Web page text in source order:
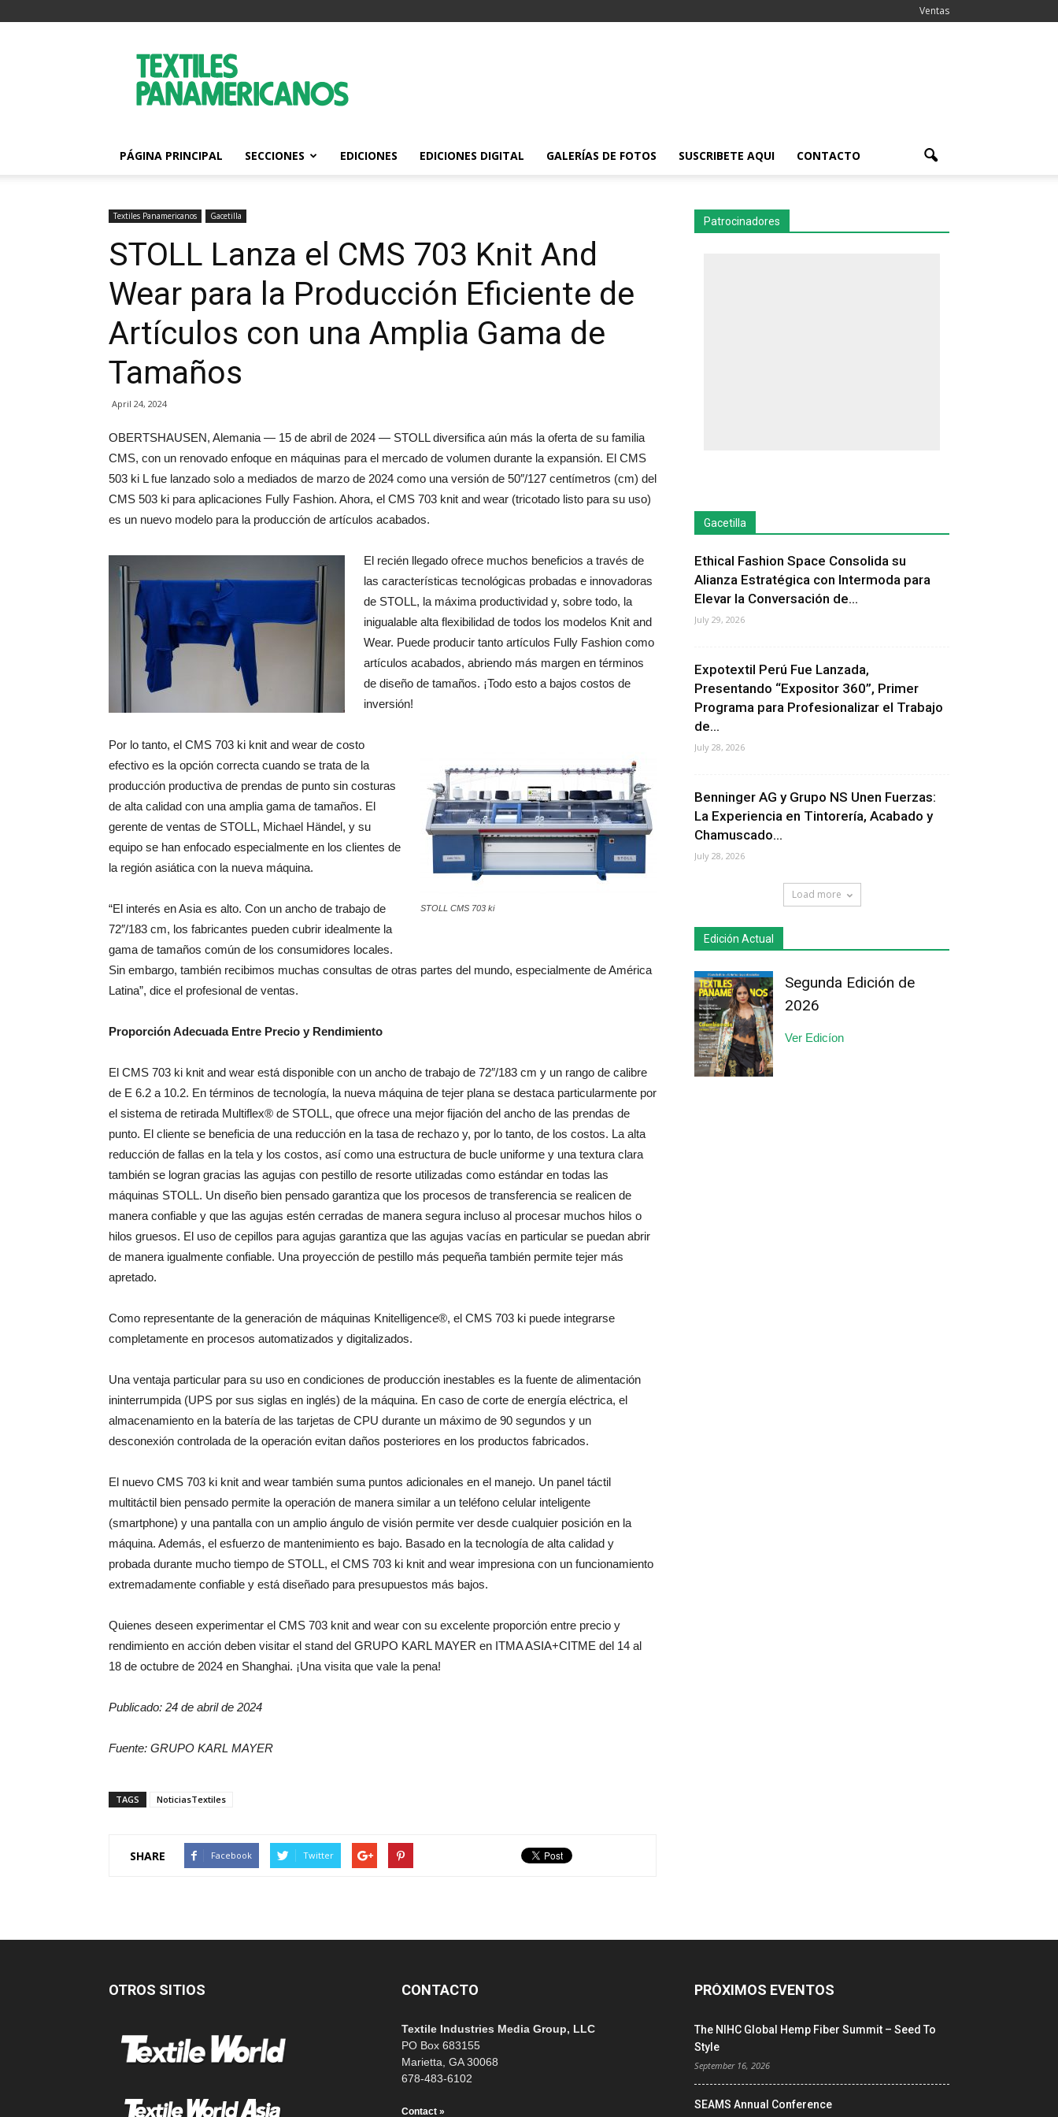
Ventas
Textiles
Panamericanos
PÁGINA PRINCIPAL SECCIONES EDICIONES EDICIONES DIGITAL GALERÍAS DE FOTOS SUSCRIBETE AQUI CONTACTO
Textiles Panamericanos Gacetilla
STOLL Lanza el CMS 703 Knit And
Wear para la Producción Eficiente de
Artículos con una Amplia Gama de
Tamaños
April 24, 2024
OBERTSHAUSEN, Alemania — 15 de abril de 2024 — STOLL diversifica aún más la oferta de su familia
CMS, con un renovado enfoque en máquinas para el mercado de volumen durante la expansión. El CMS
503 ki L fue lanzado solo a mediados de marzo de 2024 como una versión de 50″/127 centímetros (cm) del
CMS 503 ki para aplicaciones Fully Fashion. Ahora, el CMS 703 knit and wear (tricotado listo para su uso)
es un nuevo modelo para la producción de artículos acabados.
El recién llegado ofrece muchos beneficios a través de
las características tecnológicas probadas e innovadoras
de STOLL, la máxima productividad y, sobre todo, la
inigualable alta flexibilidad de todos los modelos Knit and
Wear. Puede producir tanto artículos Fully Fashion como
artículos acabados, abriendo más margen en términos
de diseño de tamaños. ¡Todo esto a bajos costos de
inversión!
STOLL CMS 703 ki
Por lo tanto, el CMS 703 ki knit and wear de costo
efectivo es la opción correcta cuando se trata de la
producción productiva de prendas de punto sin costuras
de alta calidad con una amplia gama de tamaños. El
gerente de ventas de STOLL, Michael Händel, y su
equipo se han enfocado especialmente en los clientes de
la región asiática con la nueva máquina.
“El interés en Asia es alto. Con un ancho de trabajo de
72″/183 cm, los fabricantes pueden cubrir idealmente la
gama de tamaños común de los consumidores locales.
Sin embargo, también recibimos muchas consultas de otras partes del mundo, especialmente de América
Latina”, dice el profesional de ventas.
Proporción Adecuada Entre Precio y Rendimiento
El CMS 703 ki knit and wear está disponible con un ancho de trabajo de 72″/183 cm y un rango de calibre
de E 6.2 a 10.2. En términos de tecnología, la nueva máquina de tejer plana se destaca particularmente por
el sistema de retirada Multiflex® de STOLL, que ofrece una mejor fijación del ancho de las prendas de
punto. El cliente se beneficia de una reducción en la tasa de rechazo y, por lo tanto, de los costos. La alta
reducción de fallas en la tela y los costos, así como una estructura de bucle uniforme y una textura clara
también se logran gracias las agujas con pestillo de resorte utilizadas como estándar en todas las
máquinas STOLL. Un diseño bien pensado garantiza que los procesos de transferencia se realicen de
manera confiable y que las agujas estén cerradas de manera segura incluso al procesar muchos hilos o
hilos gruesos. El uso de cepillos para agujas garantiza que las agujas vacías en particular se puedan abrir
de manera igualmente confiable. Una proyección de pestillo más pequeña también permite tejer más
apretado.
Como representante de la generación de máquinas Knitelligence®, el CMS 703 ki puede integrarse
completamente en procesos automatizados y digitalizados.
Una ventaja particular para su uso en condiciones de producción inestables es la fuente de alimentación
ininterrumpida (UPS por sus siglas en inglés) de la máquina. En caso de corte de energía eléctrica, el
almacenamiento en la batería de las tarjetas de CPU durante un máximo de 90 segundos y un
desconexión controlada de la operación evitan daños posteriores en los productos fabricados.
El nuevo CMS 703 ki knit and wear también suma puntos adicionales en el manejo. Un panel táctil
multitáctil bien pensado permite la operación de manera similar a un teléfono celular inteligente
(smartphone) y una pantalla con un amplio ángulo de visión permite ver desde cualquier posición en la
máquina. Además, el esfuerzo de mantenimiento es bajo. Basado en la tecnología de alta calidad y
probada durante mucho tiempo de STOLL, el CMS 703 ki knit and wear impresiona con un funcionamiento
extremadamente confiable y está diseñado para presupuestos más bajos.
Quienes deseen experimentar el CMS 703 knit and wear con su excelente proporción entre precio y
rendimiento en acción deben visitar el stand del GRUPO KARL MAYER en ITMA ASIA+CITME del 14 al
18 de octubre de 2024 en Shanghai. ¡Una visita que vale la pena!
Publicado: 24 de abril de 2024
Fuente: GRUPO KARL MAYER
TAGS NoticiasTextiles
SHARE Facebook Twitter
Patrocinadores
Gacetilla
Ethical Fashion Space Consolida su
Alianza Estratégica con Intermoda para
Elevar la Conversación de...
July 29, 2026
Expotextil Perú Fue Lanzada,
Presentando “Expositor 360”, Primer
Programa para Profesionalizar el Trabajo
de...
July 28, 2026
Benninger AG y Grupo NS Unen Fuerzas:
La Experiencia en Tintorería, Acabado y
Chamuscado...
July 28, 2026
Load more
Edición Actual
Segunda Edición de
2026
Ver Edicíon
OTROS SITIOS CONTACTO
Textile Industries Media Group, LLC
PO Box 683155
Marietta, GA 30068
678-483-6102
Contact »
PRÓXIMOS EVENTOS
The NIHC Global Hemp Fiber Summit – Seed To
Style
September 16, 2026
SEAMS Annual Conference